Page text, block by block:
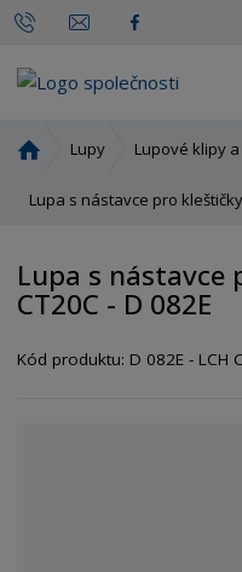
o
í
r
Lupy Lupové klipy
Lupa s nástavce pro kleštičky
Lupa s nástavce
CT20C - D 082E
Kód produktu: D 082E - LCH